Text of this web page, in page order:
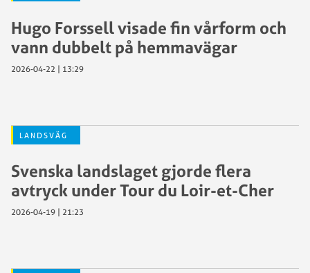
Hugo Forssell visade fin vårform och
vann dubbelt på hemmavägar
2026-04-22 | 13:29
LANDSVÄG
Svenska landslaget gjorde flera
avtryck under Tour du Loir-et-Cher
2026-04-19 | 21:23